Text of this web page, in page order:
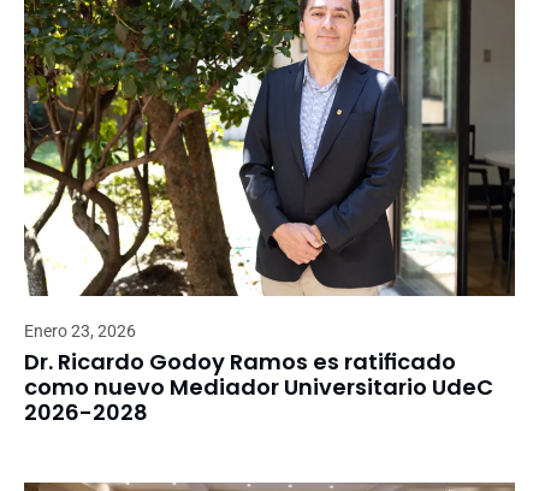
Enero 23, 2026
Dr. Ricardo Godoy Ramos es ratificado
como nuevo Mediador Universitario UdeC
2026-2028